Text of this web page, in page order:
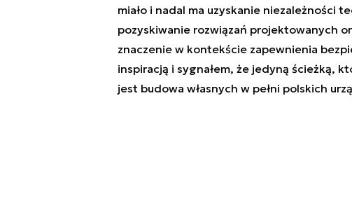
miało i nadal ma uzyskanie niezależności
pozyskiwanie rozwiązań projektowanych
znaczenie w kontekście zapewnienia
inspiracją i sygnałem, że jedyną ścieżką,
jest budowa własnych w pełni polskich